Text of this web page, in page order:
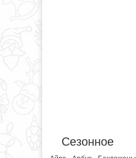
Сезонное